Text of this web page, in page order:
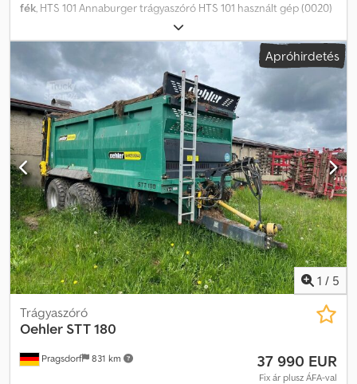
fék, HTS 101 Annaburger trágyaszóró HTS 101 használt gép (0020)
Gyártási év: 2018 (0030) . WADT11D04JA008804 (0040) Gép gyári
alapfelszereltséggel (0050) Szélszóró berendezés (0060) 2 darab
maróhenger Dkedjx R Ngzjpfx An Njr (0070) Hidraulikusan hajtott
kaparóláncok (0080) Sűrített levegős fékrendszer (0090) K80
alsó vonórúd (0100) Egyszeres kardántengely, nagy szögű (0110)
Világítási rendszer, mechanikus támasztóláb (0120) Hidraulikusan
felhajtható szóróernyő (0130) 2 x kétkörös hidraulikacsatlakozó
Apróhirdetés
1 / 5
Pragsdorf 831 km
Trágyaszóró
Oehler STT 180
37 990 EUR
Fix ár plusz ÁFA-val